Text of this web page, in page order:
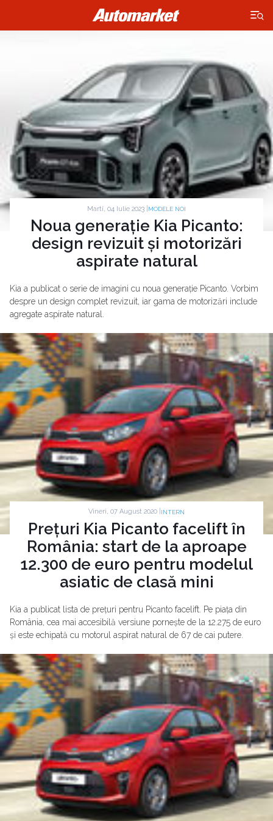
×
Marti, 04 Iulie 2023 | MODELE NOI
Noua generație Kia Picanto:
design revizuit și motorizări
aspirate natural
Kia a publicat o serie de imagini cu noua generație Picanto. Vorbim
despre un design complet revizuit, iar gama de motorizări include
agregate aspirate natural.
Vineri, 07 August 2020 | INTERN
Prețuri Kia Picanto facelift în
România: start de la aproape
12.300 de euro pentru modelul
asiatic de clasă mini
Kia a publicat lista de prețuri pentru Picanto facelift. Pe piața din
România, cea mai accesibilă versiune pornește de la 12.275 de euro
și este echipată cu motorul aspirat natural de 67 de cai putere.